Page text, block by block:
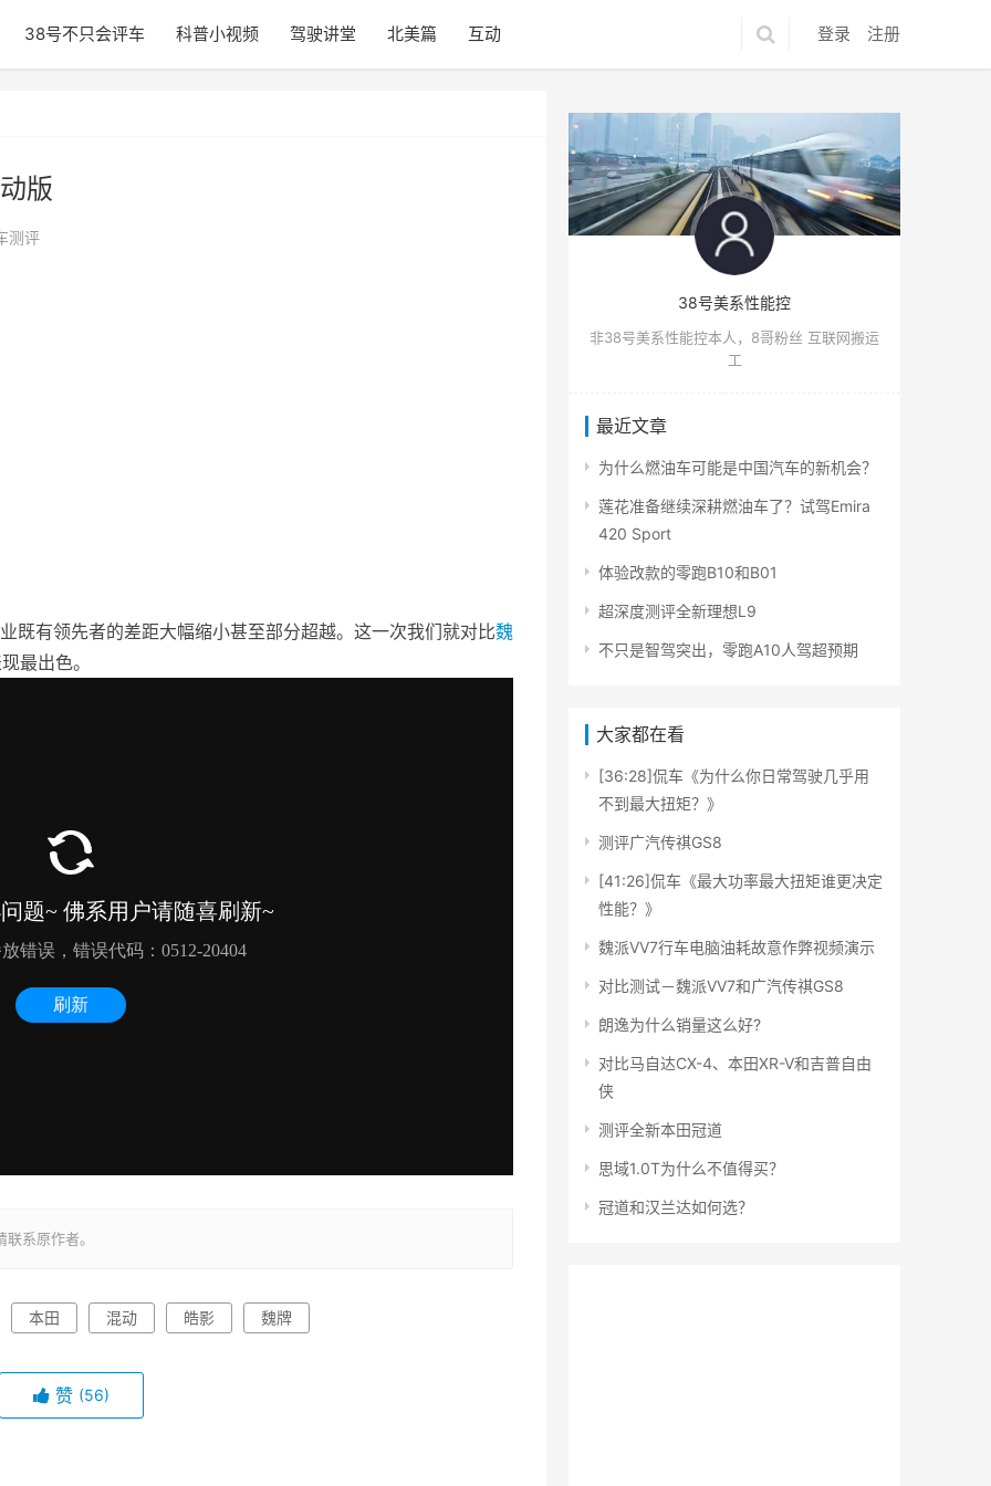
38号不只会评车 科普小视频 驾驶讲堂 北美篇 互动 登录 注册
版
测评
既有领先者的差距大幅缩小甚至部分超越。这一次我们就对比魏
最出色。
系原作者。
本田 混动 皓影 魏牌
赞 (56)
38号美系性能控
非38号美系性能控本人，8哥粉丝 互联网搬运
工
最近文章
为什么燃油车可能是中国汽车的新机会？
莲花准备继续深耕燃油车了？试驾Emira
420 Sport
体验改款的零跑B10和B01
超深度测评全新理想L9
不只是智驾突出，零跑A10人驾超预期
大家都在看
[36:28]侃车《为什么你日常驾驶几乎用
不到最大扭矩？》
测评广汽传祺GS8
[41:26]侃车《最大功率最大扭矩谁更决定
性能？》
魏派VV7行车电脑油耗故意作弊视频演示
对比测试－魏派VV7和广汽传祺GS8
朗逸为什么销量这么好?
对比马自达CX-4、本田XR-V和吉普自由
侠
测评全新本田冠道
思域1.0T为什么不值得买？
冠道和汉兰达如何选？